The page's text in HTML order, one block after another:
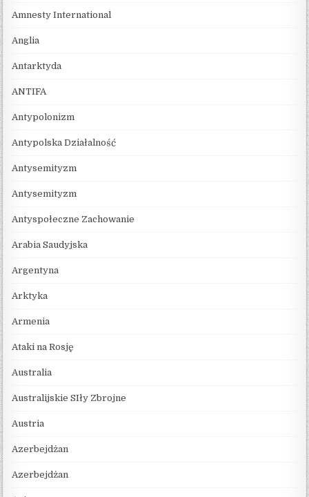
Amnesty International
Anglia
Antarktyda
ANTIFA
Antypolonizm
Antypolska Działalność
Antysemityzm
Antysemityzm
Antyspołeczne Zachowanie
Arabia Saudyjska
Argentyna
Arktyka
Armenia
Ataki na Rosję
Australia
Australijskie SIły Zbrojne
Austria
Azerbejdżan
Azerbejdżan